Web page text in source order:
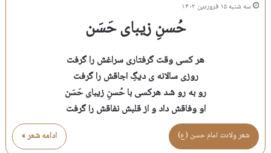
سه شنبه ۱۵ فروردین ۱۴۰۲
حُسنِ زیبای حَسَن
هر کسی وقت گرفتاری سراغش را گرفت
روزی سالانه ی دیگِ اجاقش را گرفت
رو به رو شد هرکسی با حُسنِ زیبای حَسَن
او وفاقش داد و از قلبش نفاقش را گرفت
ادامه شعر » شعر ولادت امام حسن (ع)